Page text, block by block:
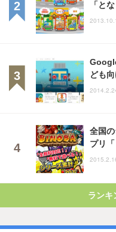
「と
ども
全国
プリ
ランキ